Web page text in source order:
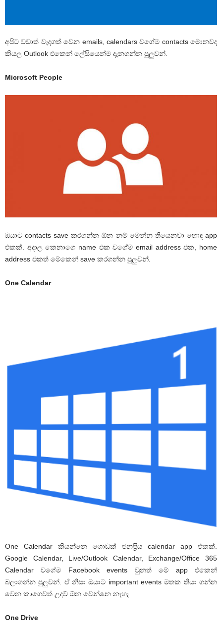
අපිට වඩාත් වැදගත් වෙන emails, calendars වගේම contacts මොනවද
කියල Outlook එකෙන් ලේසියෙන්ම දැනගන්න පුලුවන්.
Microsoft People
ඔයාට contacts save කරගන්න ඕන නම් මෙන්න තියෙනවා හොඳ app
එකක්. අදාල කෙනාගෙ name එක වගේම email address එක, home
address එකත් මේකෙන් save කරගන්න පුලුවන්.
One Calendar
One Calendar කියන්නෙ ගොඩක් ජනප්‍රිය calendar app එකක්.
Google Calendar, Live/Outlook Calendar, Exchange/Office 365
Calendar වගේම Facebook events වුනත් මේ app එකෙන්
බලාගන්න පුලුවන්. ඒ නිසා ඔයාට important events මතක තියා ගන්න
වෙන කාගෙවත් උදව් ඕන වෙන්නෙ නැහැ.
One Drive